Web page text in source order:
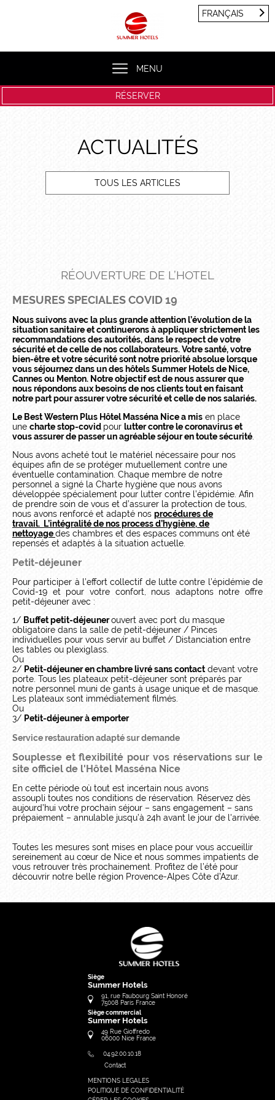
MENU
FRANÇAIS
RÉSERVER
ACTUALITÉS
TOUS LES ARTICLES
RÉOUVERTURE DE L’HOTEL
MESURES SPECIALES COVID 19
Nous suivons avec la plus grande attention l’évolution de la
situation sanitaire et continuerons à appliquer strictement les
recommandations des autorités, dans le respect de votre
sécurité et de celle de nos collaborateurs. Votre santé, votre
bien-être et votre sécurité sont notre priorité absolue lorsque
vous séjournez dans un des hôtels Summer Hotels de Nice,
Cannes ou Menton. Notre objectif est de nous assurer que
nous répondons aux besoins de nos clients tout en faisant
notre part pour assurer votre sécurité et celle de nos salariés.
Le Best Western Plus Hôtel Masséna Nice a mis en place
une charte stop-covid pour lutter contre le coronavirus et
vous assurer de passer un agréable séjour en toute sécurité
Nous avons acheté tout le matériel nécessaire pour nos
équipes afin de se protéger mutuellement contre une
éventuelle contamination. Chaque membre de notre
personnel a signé la Charte hygiène que nous avons
développée spécialement pour lutter contre l’épidémie. Afin
de prendre soin de vous et d’assurer la protection de tous,
nous avons renforcé et adapté nos procédures de
travail. L’intégralité de nos process d’hygiène, de
nettoyagedes chambres et des espaces communs ont été
repensés et adaptés à la situation actuelle.
Petit-déjeuner
Pour participer à l’effort collectif de lutte contre l’épidémie de
Covid-19 et pour votre confort, nous adaptons notre offre
petit-déjeuner avec :
1/ Buffet petit-déjeunerouvert avec port du masque
obligatoire dans la salle de petit-déjeuner / Pinces
individuelles pour vous servir au buffet / Distanciation entre
les tables ou plexiglass.
Ou
2/ Petit-déjeuner en chambre livré sans contact devant votre
porte. Tous les plateaux petit-déjeuner sont préparés par
notre personnel muni de gants à usage unique et de masque.
Les plateaux sont immédiatement filmés.
Ou
3/ Petit-déjeuner à emporter
Service restauration adapté sur demande
Souplesse et flexibilité pour vos réservations sur le
site officiel de l'Hôtel Masséna Nice
En cette période où tout est incertain nous avons
assoupli toutes nos conditions de réservation. Réservez dès
aujourd’hui votre prochain séjour – sans engagement – sans
prépaiement – annulable jusqu’à 24h avant le jour de l'arrivée.
Toutes les mesures sont mises en place pour vous accueillir
sereinement au cœur de Nice et nous sommes impatients de
vous retrouver très prochainement. Profitez de l’été pour
découvrir notre belle région Provence-Alpes Côte d’Azur.
Siège
Summer Hotels
91, rue Faubourg Saint Honoré
75008 Paris France
Siège commercial
Summer Hotels
49 Rue Gioffredo
06000 Nice France
04.92.00.10.18
Contact
MENTIONS LEGALES
POLITIQUE DE CONFIDENTIALITÉ
FRANÇAIS
ENGLISH